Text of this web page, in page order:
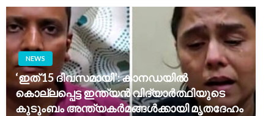
NEWS
‘ഇത് 15 ദിവസമായി’: കാനഡയിൽ
കൊല്ലപ്പെട്ട ഇന്ത്യൻ വിദ്യാർത്ഥിയുടെ
കുടുംബം അന്ത്യകർമങ്ങൾക്കായി മൃതദേഹം